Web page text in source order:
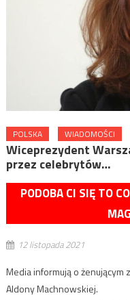
POLSKA WIADOMOŚCI
Wiceprezydent
przez celebrytów…
PODOBA CI SIĘ TO
12 listopada 2021
Media informują o
Aldony Machnowskiej.